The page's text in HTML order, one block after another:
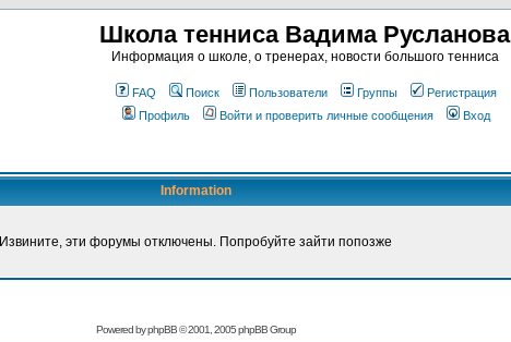
Школа тенниса Вадима Русланова
Информация о школе, о тренерах, новости большого тенниса
FAQ Поиск Пользователи Группы
Регистрация
Профиль
Войти и проверить личные сообщения Вход
Information
Извините, эти форумы отключены. Попробуйте зайти попозже
Powered byphpBB© 2001, 2005 phpBB Group